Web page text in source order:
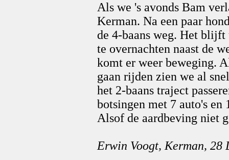
Als we 's avonds Bam
Kerman. Na een paar
de 4-baans weg. Het blijft
te overnachten naast de
komt er weer beweging.
gaan rijden zien we al
het 2-baans traject
botsingen met 7 auto's
Alsof de aardbeving niet
Erwin Voogt, Kerman, 28